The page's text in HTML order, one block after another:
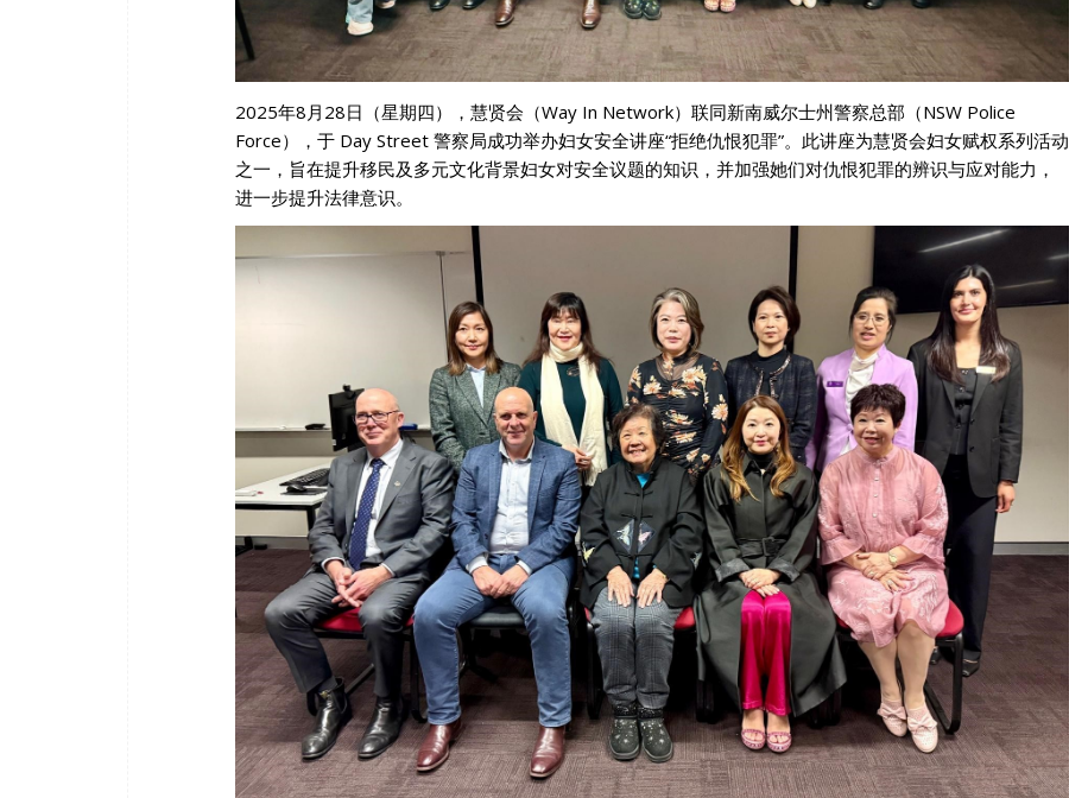
2025年8月28日（星期四），慧贤会（Way In Network）联同新南威尔士州警察总部（NSW Police
Force），于 Day Street 警察局成功举办妇女安全讲座“拒绝仇恨犯罪”。此讲座为慧贤会妇女赋权系列活动
之一，旨在提升移民及多元文化背景妇女对安全议题的知识，并加强她们对仇恨犯罪的辨识与应对能力，
进一步提升法律意识。